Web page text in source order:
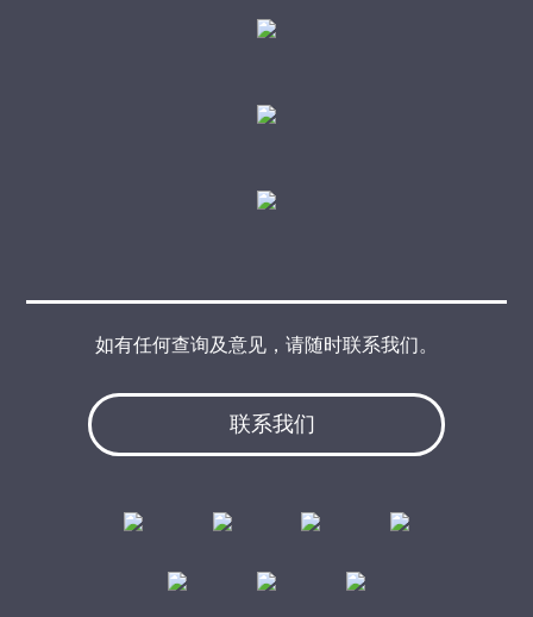
联系我们
如有任何查询及意见，请随时联系我们。